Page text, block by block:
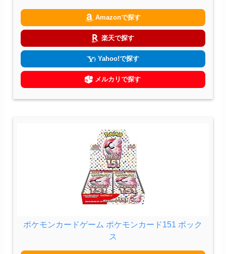
Amazonで探す
楽天で探す
Yahoo!で探す
メルカリで探す
ポケモンカードゲーム ポケモンカード151 ボック
ス